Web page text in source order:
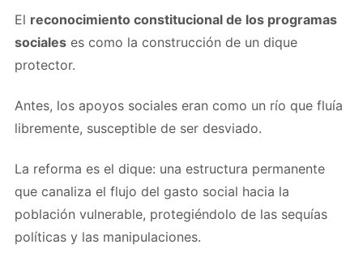
El reconocimiento constitucional de los programas
sociales es como la construcción de un dique
protector.
Antes, los apoyos sociales eran como un río que fluía
libremente, susceptible de ser desviado.
La reforma es el dique: una estructura permanente
que canaliza el flujo del gasto social hacia la
población vulnerable, protegiéndolo de las sequías
políticas y las manipulaciones.